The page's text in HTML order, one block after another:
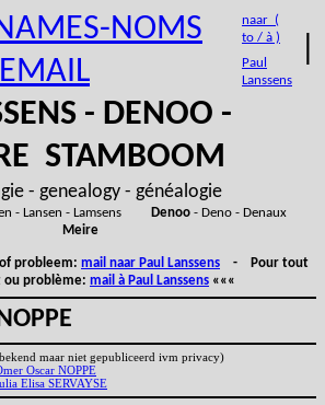
NOMS
EMAIL
naar (
to / à )
Paul
Lanssens
- DENOO -
STAMBOOM
- genealogy - généalogie
- Lansen - Lamsens Denoo- Deno - Denaux
Meire
probleem: mail naar Paul Lanssens - Pour tout
ou problème: mail à Paul Lanssens «««
maar niet gepubliceerd ivm privacy)
Oscar NOPPE
Elisa SERVAYSE